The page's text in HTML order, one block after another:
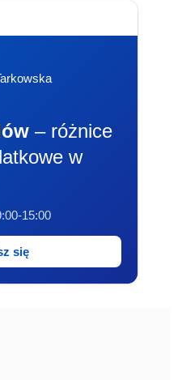
– różnice
w
15:00
się